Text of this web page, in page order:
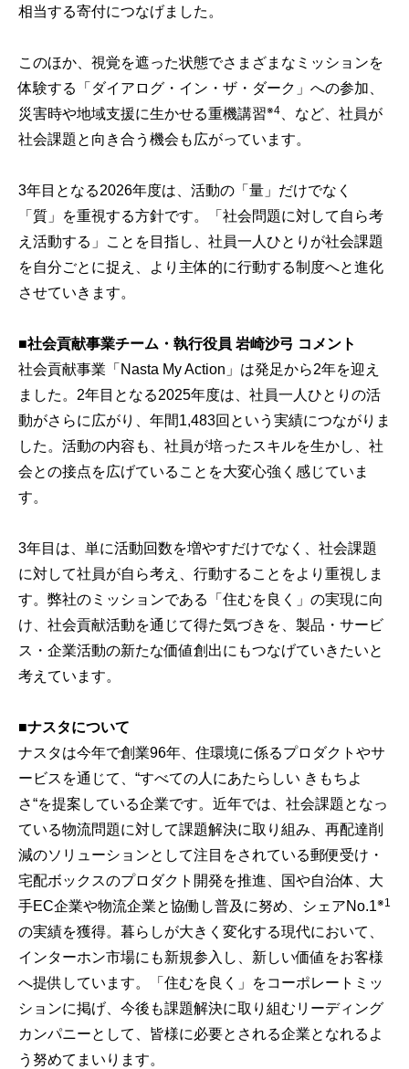
相当する寄付につなげました。
このほか、視覚を遮った状態でさまざまなミッションを
体験する「ダイアログ・イン・ザ・ダーク」への参加、
災害時や地域支援に生かせる重機講習※4
、など、社員が
社会課題と向き合う機会も広がっています。
3年目となる2026年度は、活動の「量」だけでなく
「質」を重視する方針です。「社会問題に対して自ら考
え活動する」ことを目指し、社員一人ひとりが社会課題
を自分ごとに捉え、より主体的に行動する制度へと進化
させていきます。
■社会貢献事業チーム・執行役員 岩崎沙弓 コメント
社会貢献事業「Nasta My Action」は発足から2年を迎え
ました。2年目となる2025年度は、社員一人ひとりの活
動がさらに広がり、年間1,483回という実績につながりま
した。活動の内容も、社員が培ったスキルを生かし、社
会との接点を広げていることを大変心強く感じていま
す。
3年目は、単に活動回数を増やすだけでなく、社会課題
に対して社員が自ら考え、行動することをより重視しま
す。弊社のミッションである「住むを良く」の実現に向
け、社会貢献活動を通じて得た気づきを、製品・サービ
ス・企業活動の新たな価値創出にもつなげていきたいと
考えています。
■ナスタについて
ナスタは今年で創業96年、住環境に係るプロダクトやサ
ービスを通じて、“すべての人にあたらしい きもちよ
さ“を提案している企業です。近年では、社会課題となっ
ている物流問題に対して課題解決に取り組み、再配達削
減のソリューションとして注目をされている郵便受け・
宅配ボックスのプロダクト開発を推進、国や自治体、大
手EC企業や物流企業と協働し普及に努め、シェアNo.1※1
の実績を獲得。暮らしが大きく変化する現代において、
インターホン市場にも新規参入し、新しい価値をお客様
へ提供しています。「住むを良く」をコーポレートミッ
ションに掲げ、今後も課題解決に取り組むリーディング
カンパニーとして、皆様に必要とされる企業となれるよ
う努めてまいります。